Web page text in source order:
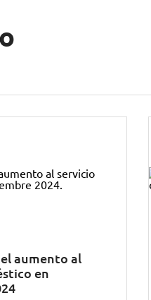
aumento al
en